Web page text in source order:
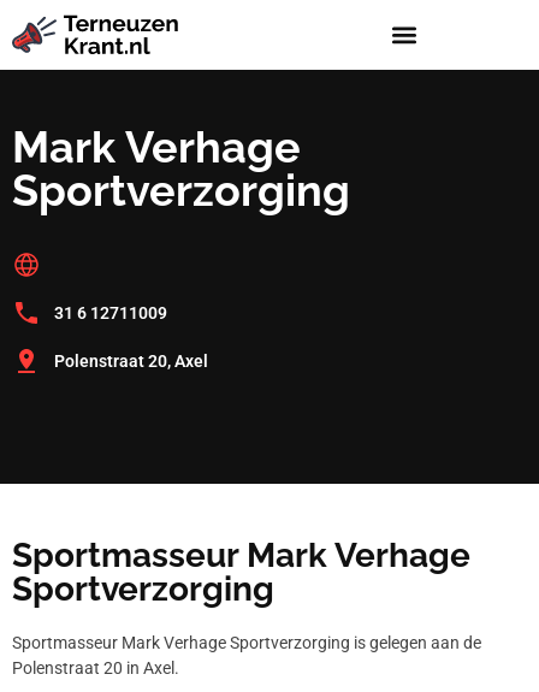
Mark Verhage
Sportverzorging
31 6 12711009
Polenstraat 20, Axel
Sportmasseur Mark Verhage
Sportverzorging
Sportmasseur Mark Verhage Sportverzorging is gelegen aan de
Polenstraat 20 in Axel.